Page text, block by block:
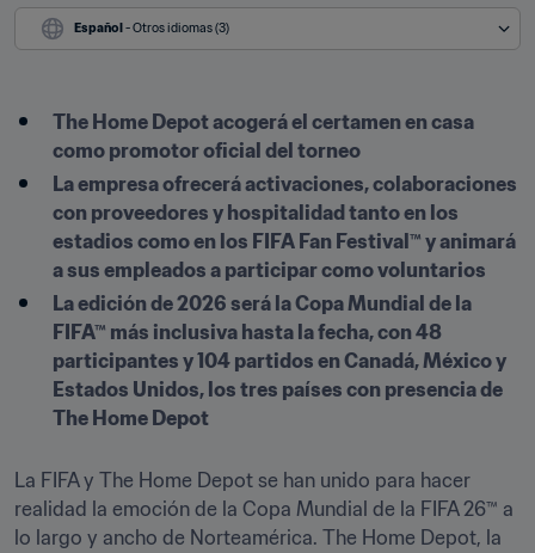
Español - Otros idiomas (3)
The Home Depot acogerá el certamen en casa
como promotor oficial del torneo
La empresa ofrecerá activaciones, colaboraciones
con proveedores y hospitalidad tanto en los
estadios como en los FIFA Fan Festival™ y animará
a sus empleados a participar como voluntarios
La edición de 2026 será la Copa Mundial de la
FIFA™ más inclusiva hasta la fecha, con 48
participantes y 104 partidos en Canadá, México y
Estados Unidos, los tres países con presencia de
The Home Depot
La FIFA y The Home Depot se han unido para hacer
realidad la emoción de la Copa Mundial de la FIFA 26™ a
lo largo y ancho de Norteamérica. The Home Depot, la